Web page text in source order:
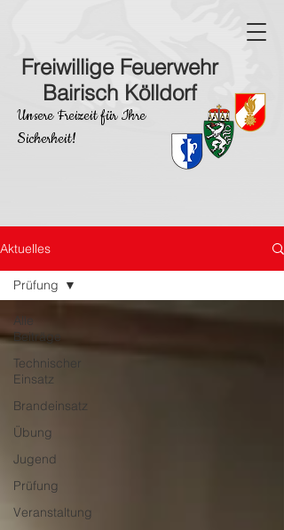
Freiwillige Feuerwehr
Bairisch Kölldorf
Unsere Freizeit für Ihre
Sicherheit!
Aktuelles
Alle
Beiträge
Technischer
Einsatz
Brandeinsatz
Übung
Jugend
Prüfung
Veranstaltung
Prüfung